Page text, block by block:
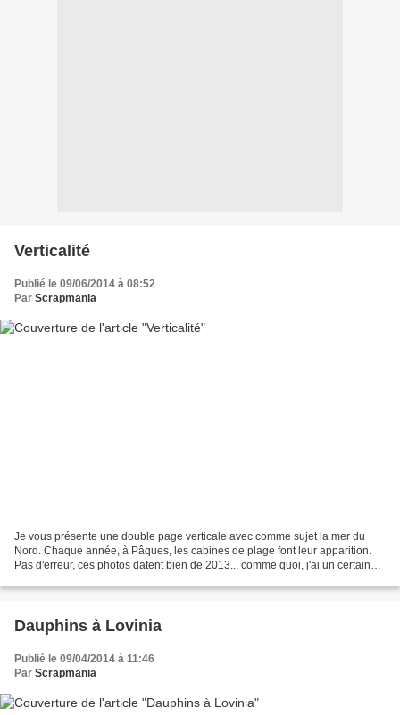
Verticalité
Publié le 09/06/2014 à 08:52
Par Scrapmania
Je vous présente une double page verticale avec comme sujet la mer du
Nord. Chaque année, à Pâques, les cabines de plage font leur apparition.
Pas d'erreur, ces photos datent bien de 2013... comme quoi, j'ai un certain
Dauphins à Lovinia
Publié le 09/04/2014 à 11:46
Par Scrapmania